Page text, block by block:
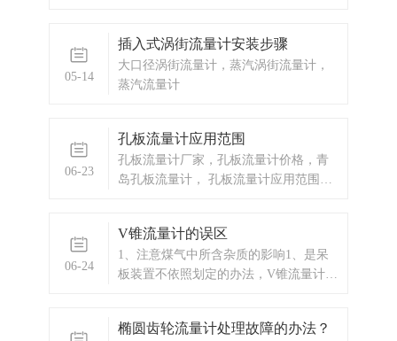
05-14
插入式涡街流量计安装步骤
大口径涡街流量计，蒸汽涡街流量计，
蒸汽流量计
06-23
孔板流量计应用范围
孔板流量计厂家，孔板流量计价格，青
岛孔板流量计， 孔板流量计应用范围比
泛适用于冶金、电力、煤炭、化工、石
油、交通、建筑、轻纺、食品、医药、
农业、环境保护及人民日常生活等国民
06-24
V锥流量计的误区
1、注意煤气中所含杂质的影响1、是呆
板装置不依照划定的办法，V锥流量计在
稳固的情形，从而直接影响丈量的准确
椭圆齿轮流量计处理故障的办法？